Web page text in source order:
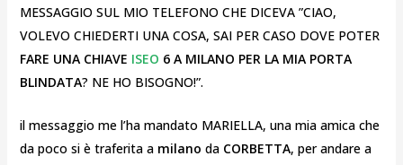
MESSAGGIO SUL MIO TELEFONO CHE DICEVA ”CIAO,
VOLEVO CHIEDERTI UNA COSA, SAI PER CASO DOVE POTER
FARE UNA CHIAVE ISEO 6 A MILANO PER LA MIA PORTA
BLINDATA? NE HO BISOGNO!”.
il messaggio me l’ha mandato MARIELLA, una mia amica che
da poco si è traferita a milano da CORBETTA, per andare a